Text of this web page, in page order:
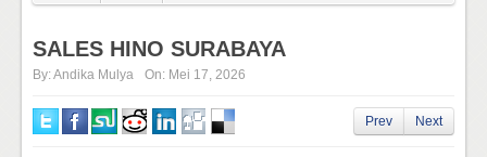
SALES HINO SURABAYA
By:Andika Mulya On: Mei 17, 2026
Prev Next